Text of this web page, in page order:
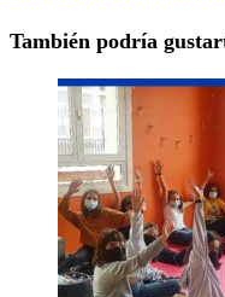
También podría